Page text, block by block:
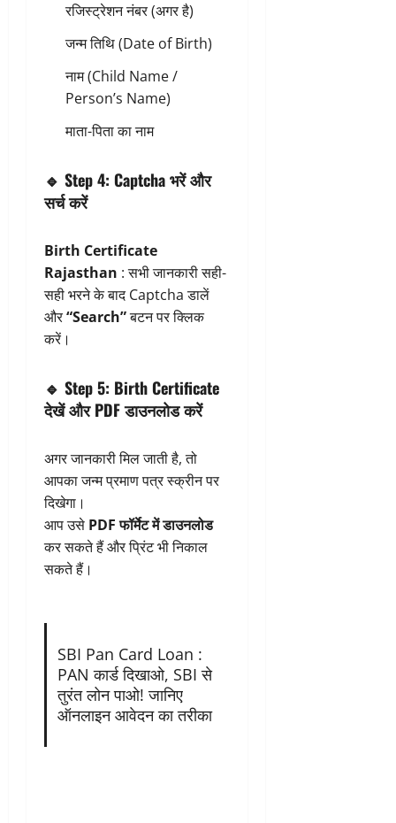
रजिस्ट्रेशन नंबर (अगर है)
जन्म तिथि (Date of Birth)
नाम (Child Name /
Person’s Name)
माता-पिता का नाम
🔹 Step 4: Captcha भरें और
सर्च करें
Birth Certificate
Rajasthan : सभी जानकारी सही-
सही भरने के बाद Captcha डालें
और“Search”बटन पर क्लिक
करें।
🔹 Step 5: Birth Certificate
देखें और PDF डाउनलोड करें
अगर जानकारी मिल जाती है, तो
आपका जन्म प्रमाण पत्र स्क्रीन पर
दिखेगा।
आप उसे PDF फॉर्मेट में डाउनलोड
कर सकते हैं और प्रिंट भी निकाल
सकते हैं।
SBI Pan Card Loan :
PAN कार्ड दिखाओ, SBI से
तुरंत लोन पाओ! जानिए
ऑनलाइन आवेदन का तरीका